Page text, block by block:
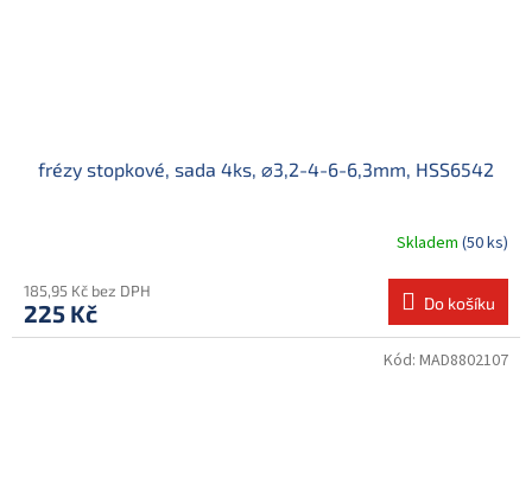
frézy stopkové, sada 4ks, ⌀3,2-4-6-6,3mm, HSS6542
Skladem (50 ks)
185,95 Kč bez DPH
225 Kč Do košíku
Kód: MAD8802107